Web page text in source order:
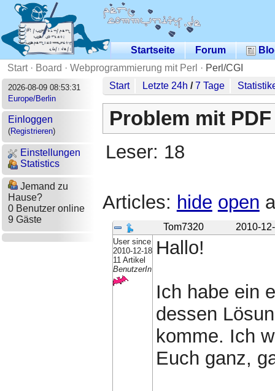
Startseite Forum
Start· Board · Webprogrammierung mit Perl · Perl/CGI
2026-08-09 08:53:31
Europe/Berlin
Einloggen
(Registrieren)
Einstellungen
Statistics
Jemand zu
Hause?
0 Benutzer online
9 Gäste
Start Letzte 24h /7 Tage
Problem mit
Leser: 18
Articles: hide open
Tom7320 2010-
User since
2010-12-18
11 Artikel
BenutzerIn
Hallo!
Ich habe ein
dessen
komme. Ich
Euch ganz,